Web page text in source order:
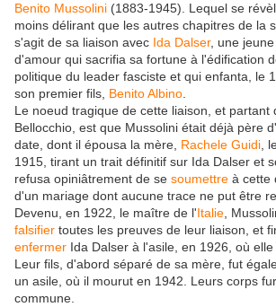
Benito Mussolini (1883-1945). Lequel se
moins délirant que les autres chapitres de la
s'agit de sa liaison avec Ida Dalser, une
d'amour qui sacrifia sa fortune à l'édification
politique du leader fasciste et qui enfanta, le
son premier fils, Benito Albino.
Le noeud tragique de cette liaison, et partant
Bellocchio, est que Mussolini était déjà père
date, dont il épousa la mère, Rachele Guidi,
1915, tirant un trait définitif sur Ida Dalser et
refusa opiniâtrement de se soumettre à cette
d'un mariage dont aucune trace ne put être
Devenu, en 1922, le maître de l'Italie,
falsifier toutes les preuves de leur liaison, et
enfermer Ida Dalser à l'asile, en 1926, où
Leur fils, d'abord séparé de sa mère, fut
un asile, où il mourut en 1942. Leurs corps
commune.